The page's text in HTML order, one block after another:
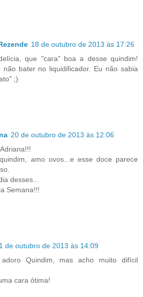
18 de outubro de 2013 às 17:26
que "cara" boa a desse quindim!
bater no liquidificador. Eu não sabia
;)
20 de outubro de 2013 às 12:06
amo ovos...e esse doce parece
desses...
Semana!!!
de outubro de 2013 às 14:09
Quindim, mas acho muito difícil
cara ótima!